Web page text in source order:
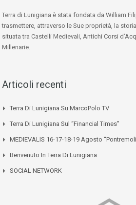
Terra di Lunigiana è stata fondata da William
trasmettere, attraverso le Sue proprietà, la
situata tra Castelli Medievali, Antichi Corsi
Millenarie.
Articoli recenti
Terra Di Lunigiana Su MarcoPolo TV
Terra Di Lunigiana Sul “Financial Times”
MEDIEVALIS 16-17-18-19 Agosto
Benvenuto In Terra Di Lunigiana
SOCIAL NETWORK